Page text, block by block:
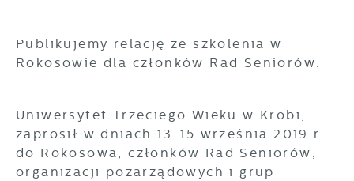
Publikujemy relację ze szkolenia w
Rokosowie dla członków Rad Seniorów:
Uniwersytet Trzeciego Wieku w Krobi,
zaprosił w dniach 13-15 września 2019 r.
do Rokosowa, członków Rad Seniorów,
organizacji pozarządowych i grup